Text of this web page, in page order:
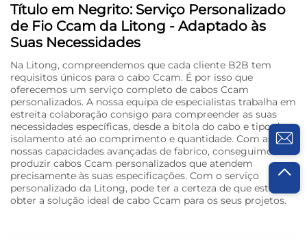
Título em Negrito: Serviço Personalizado
de Fio Ccam da Litong - Adaptado às
Suas Necessidades
Na Litong, compreendemos que cada cliente B2B tem
requisitos únicos para o cabo Ccam. É por isso que
oferecemos um serviço completo de cabos Ccam
personalizados. A nossa equipa de especialistas trabalha em
estreita colaboração consigo para compreender as suas
necessidades específicas, desde a bitola do cabo e tipo de
isolamento até ao comprimento e quantidade. Com as
nossas capacidades avançadas de fabrico, conseguimos
produzir cabos Ccam personalizados que atendem
precisamente às suas especificações. Com o serviço
personalizado da Litong, pode ter a certeza de que está a
obter a solução ideal de cabo Ccam para os seus projetos.